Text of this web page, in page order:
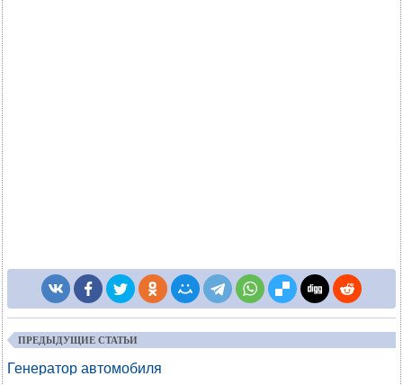
ПРЕДЫДУЩИЕ СТАТЬИ
Генератор автомобиля